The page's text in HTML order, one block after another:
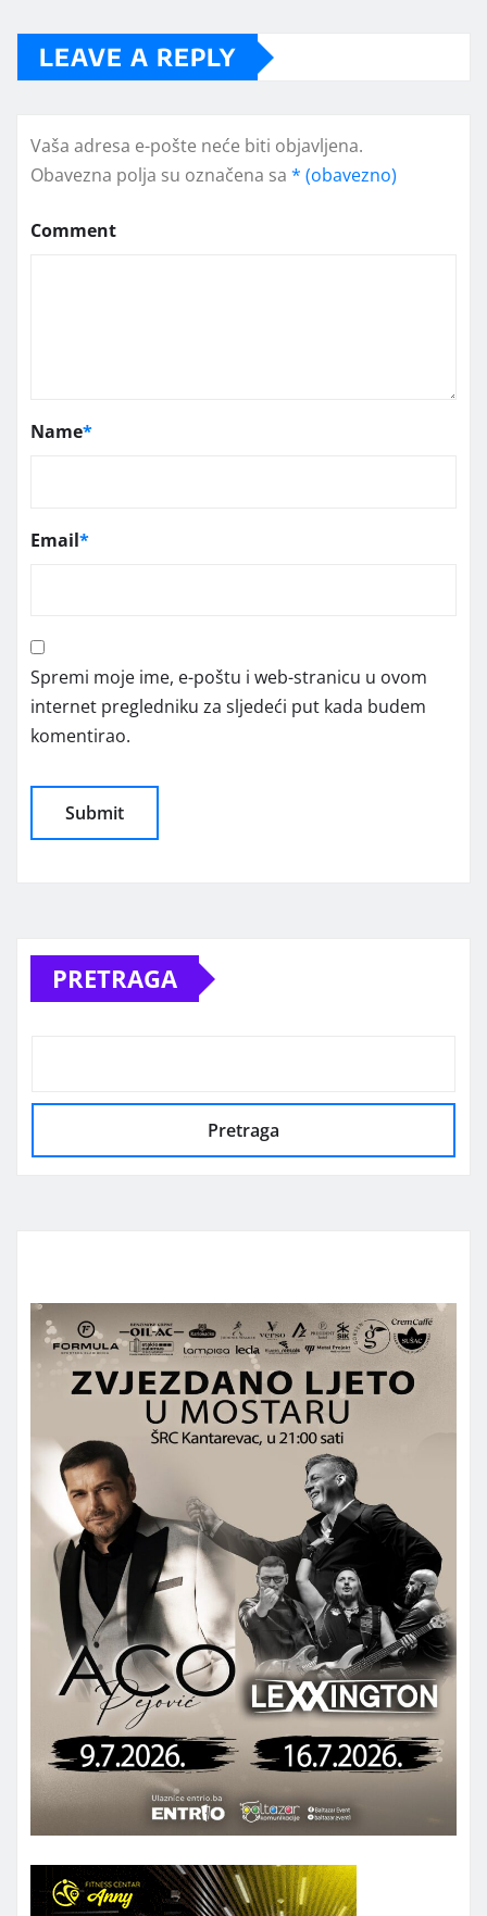
LEAVE A REPLY
Vaša adresa e-pošte neće biti objavljena.
Obavezna polja su označena sa * (obavezno)
Comment
Name*
Email*
Spremi moje ime, e-poštu i web-stranicu u ovom
internet pregledniku za sljedeći put kada budem
komentirao.
PRETRAGA
Pretraga